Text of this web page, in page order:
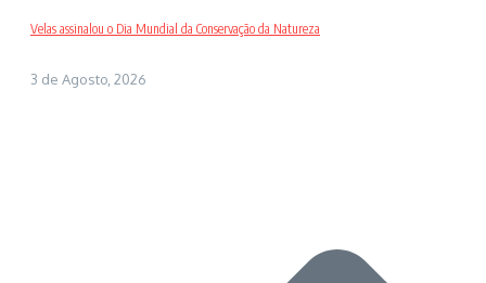
Velas assinalou o Dia Mundial da Conservação da Natureza
3 de Agosto, 2026